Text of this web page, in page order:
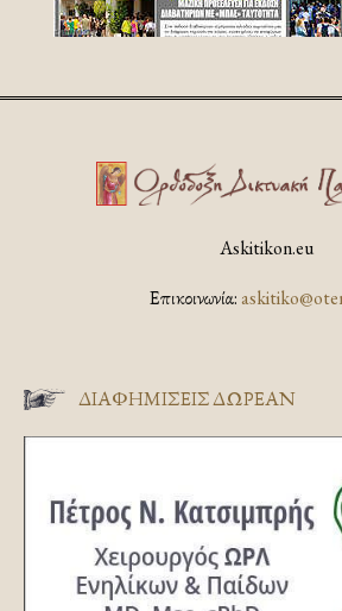
Askitikon.eu
Επικοινωνία:
ΔΙΑΦΗΜΊΣΕΙΣ ΔΩΡΕΆΝ